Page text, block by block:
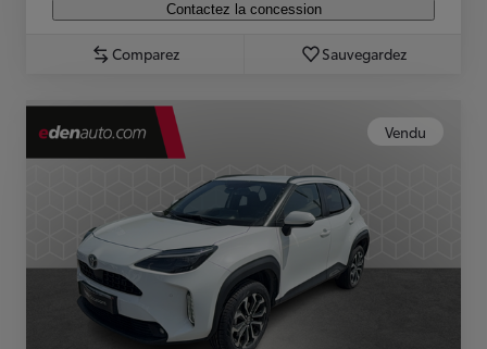
Contactez la concession
Comparez Sauvegardez
Vendu